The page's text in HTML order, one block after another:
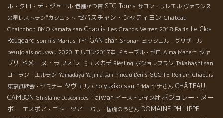
ル・クロ・デ・ジャール 老舗かつ吉 STC Tours サロン・リレエル ヴァランス
の星レストラン”カシェット セバスチャン・シャティヨン Château
Chainchon BMO Kamata san Chablis Les Grands Verres 2018 Paris Le Clos
Rougeard son fils Marius TF1 GAN chan Shonan ミッシェル・グリザール
beaujolais nouveau 2020 モルゴン2017年 ドゥーブル・ゼロ Alma Matert シャ
ブリ ドメーヌ・ラフォレ ミュスカデ Riesling ボジョレブラン Takahashi san
ローラン・エルラン Yamadaya Yajima san Pineau Denis GUCITE Romain Chapuis
東京試飲会・セミナー タヴェル cho yukiko san Frida セナさん CHÂTEAU
CAMBON Ghislaine Descombes Taiwan イーストライン社 ボジョレー・ヌー
ボー エスポア・ゴトーツアー パリ・国虎のうどん DOMAINE PHILIPPE